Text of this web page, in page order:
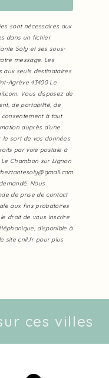
sont nécessaires aux
dans un fichier
Soly et ses sous-
message. Les
aux seuls destinataires
Agrève 43400 Le
Vous disposez de
de portabilité, de
consentement à tout
auprès d’une
le sort de vos données
par voie postale à
Chambon sur Lignon
Nous
de prise de contact
aux fins probatoires
droit de vous inscrire
disponible à
site cnil.fr pour plus
ces villes